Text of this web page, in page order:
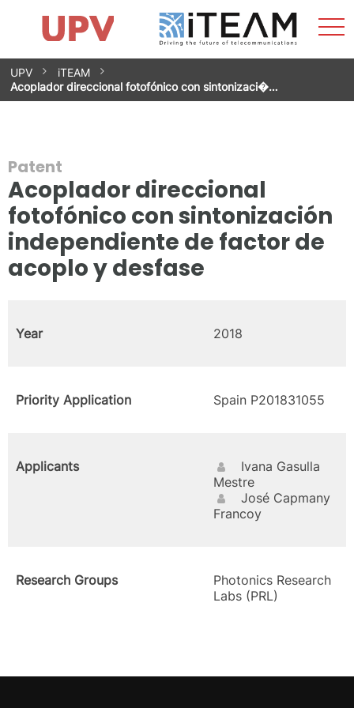
Skip
content
Research Impact
Research Groups
Facilities
Spin-offs
Contact
Internships
News
Equality Unit
UPV
iTEAM
Acoplador direccional fotofónico con sintonizaci�…
Patent
Acoplador direccional
fotofónico con sintonización
independiente de factor de
acoplo y desfase
Year 2018
Priority Application Spain P201831055
Applicants
Ivana Gasulla
Mestre
José Capmany
Francoy
Research Groups
Photonics Research
Labs (PRL)